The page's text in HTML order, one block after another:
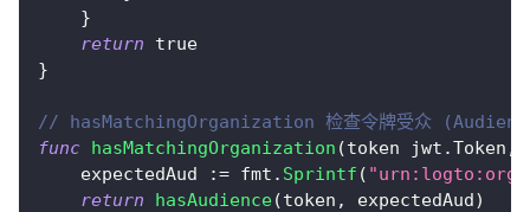
}
return
true
}
// hasMatchingOrganization 检查令牌受众
func hasMatchingOrganization (token jwt .Token ,
    expectedAud
:= fmt . Sprintf (
return
hasAudience(token , expectedAud)